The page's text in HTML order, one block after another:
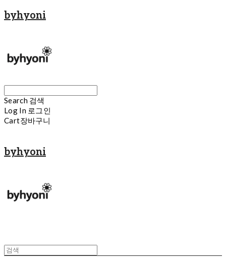
byhyoni
Search 검색
Log In 로그인
Cart장바구니
byhyoni